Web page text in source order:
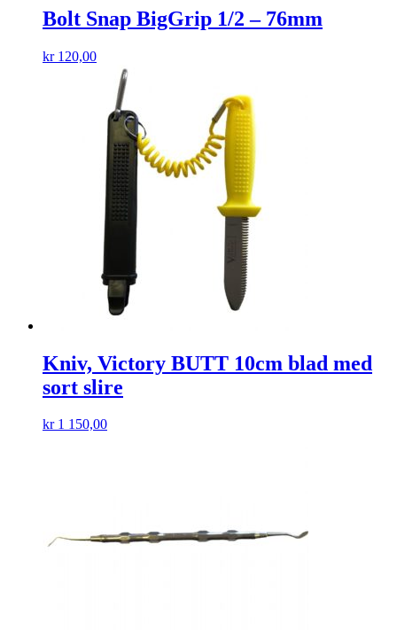
Bolt Snap BigGrip 1/2 – 76mm
kr120,00
Kniv, Victory BUTT 10cm blad med
sort slire
kr1 150,00